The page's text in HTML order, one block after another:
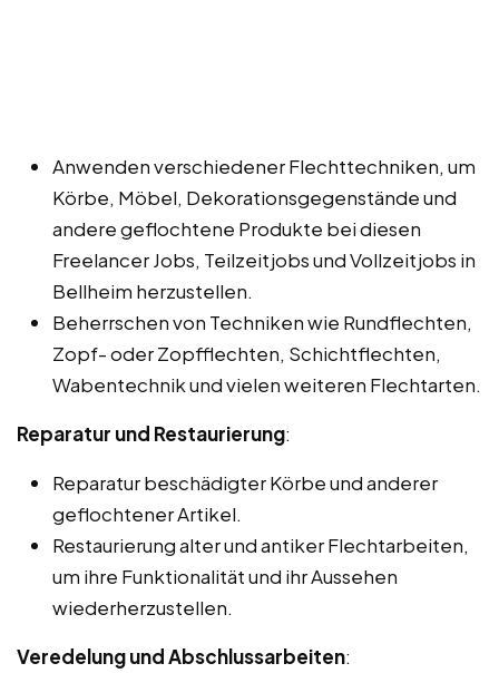
Anwenden verschiedener Flechttechniken, um
Körbe, Möbel, Dekorationsgegenstände und
andere geflochtene Produkte bei diesen
Freelancer Jobs, Teilzeitjobs und Vollzeitjobs in
Bellheim herzustellen.
Beherrschen von Techniken wie Rundflechten,
Zopf- oder Zopfflechten, Schichtflechten,
Wabentechnik und vielen weiteren Flechtarten.
Reparatur und Restaurierung:
Reparatur beschädigter Körbe und anderer
geflochtener Artikel.
Restaurierung alter und antiker Flechtarbeiten,
um ihre Funktionalität und ihr Aussehen
wiederherzustellen.
Veredelung und Abschlussarbeiten: